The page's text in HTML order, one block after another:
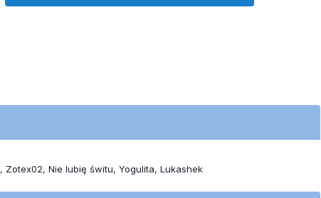
Zotex02 Nie lubię świtu Yogulita Lukashek